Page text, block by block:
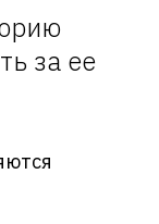
за ее